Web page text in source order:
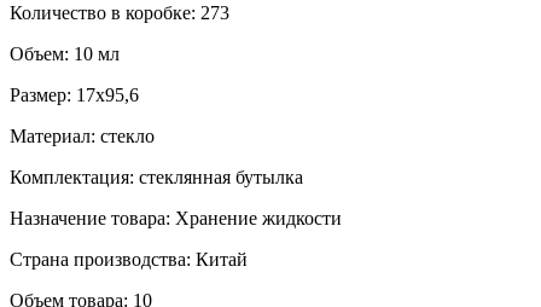
Количество в коробке: 273
Объем: 10 мл
Размер: 17x95,6
Материал: стекло
Комплектация: стеклянная бутылка
Назначение товара: Хранение жидкости
Страна производства: Китай
Объем товара: 10